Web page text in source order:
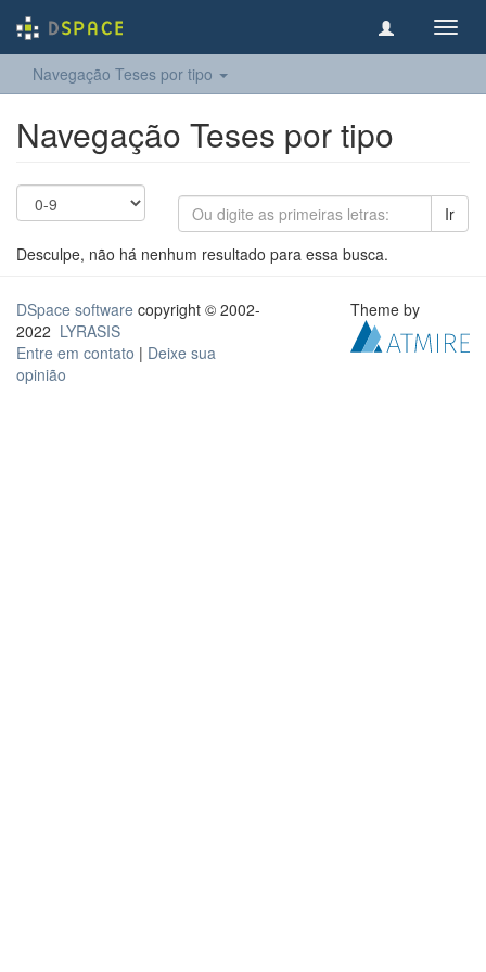
Navegação Teses por tipo
Navegação Teses por tipo
Ir
Desculpe, não há nenhum resultado para essa busca.
DSpace software copyright © 2002-
2022 LYRASIS
Entre em contato | Deixe sua
opinião
Theme by